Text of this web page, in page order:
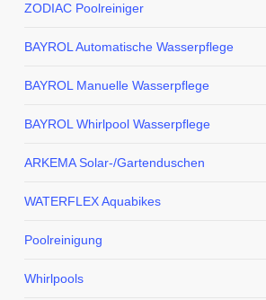
ZODIAC Poolreiniger
BAYROL Automatische Wasserpflege
BAYROL Manuelle Wasserpflege
BAYROL Whirlpool Wasserpflege
ARKEMA Solar-/Gartenduschen
WATERFLEX Aquabikes
Poolreinigung
Whirlpools